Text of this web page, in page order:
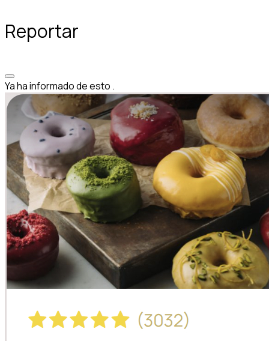
Reportar
Ya ha informado de esto .